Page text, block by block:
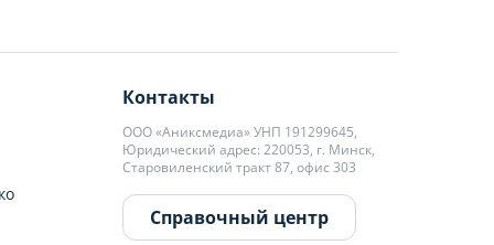
Контакты
ООО «Аниксмедиа» УНП 191299645,
Юридический адрес: 220053, г. Минск,
Старовиленский тракт 87, офис 303
Справочный центр